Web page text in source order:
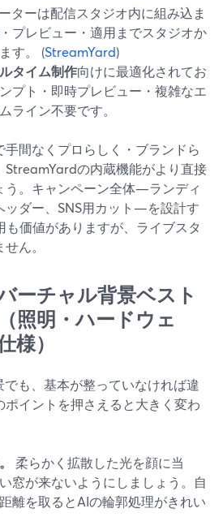
ターは配信スタジオ内に組み込ま
プレビュー・適用までスタジオか
す。 (StreamYard)
タイム制作向けに最適化されてお
プト・即時プレビュー・複雑なエ
ライン不要です。
手間なくプロらしく・ブランドら
StreamYardの内蔵機能がより直接
う。キャンペーン全体—ランディ
ッダー、SNS用カット—を設計す
価値がありますが、ライブスタ
ん。
ーチャル背景ベスト
照明・ハードウェ
様）
も、基本が整っていなければ違
イントを押さえると大きく変わ
柔らかく拡散した光を顔に当
窓が来ないようにしましょう。自
離を取るとAIの輪郭処理がきれい